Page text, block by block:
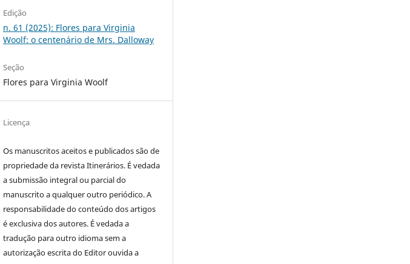
Edição
n. 61 (2025): Flores para Virginia
Woolf: o centenário de Mrs. Dalloway
Seção
Flores para Virginia Woolf
Licença
Os manuscritos aceitos e publicados são de
propriedade da revista Itinerários. É vedada
a submissão integral ou parcial do
manuscrito a qualquer outro periódico. A
responsabilidade do conteúdo dos artigos
é exclusiva dos autores. É vedada a
tradução para outro idioma sem a
autorização escrita do Editor ouvida a